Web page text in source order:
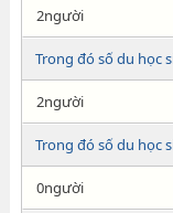
2người
Trong đó số du học
2người
Trong đó số du học
0người